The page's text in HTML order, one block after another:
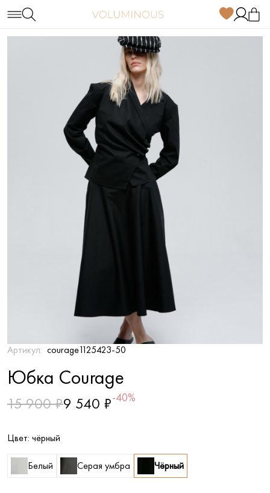
Артикул: courage1125423-50
Юбка Courage
15 900 ₽9 540 ₽-40%
Цвет: чёрный
Белый Серая умбра Чёрный